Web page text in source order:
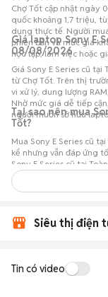
Chợ Tốt cập nhật ngày
quốc khoảng 1,7 triệu,
dụng thực tế. Người
phiên bản và mức giá
học tập, làm việc hoặc
Giá laptop Sony E
08/08/2026
Giá Sony E Series cũ
từ Chợ Tốt. Trên thị
vi xử lý, dung lượng
Nhờ mức giá dễ tiếp
người muốn sở hữu
Tại sao nên mua
Tốt?
Mua Sony E Series cũ
kể nhưng vẫn đáp ứng
Sony E Series cũ tại
tham khảo nhiều mức
phẩm phù hợp với nhu
Siêu thị điện
Tin có video